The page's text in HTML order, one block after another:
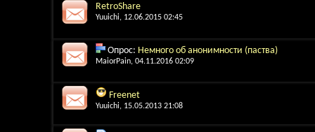
RetroShare
Yuuichi, 12.06.2015 02:45
Опрос: Немного об анонимности (паства)
MaiorPain, 04.11.2016 02:09
Freenet
Yuuichi, 15.05.2013 21:08